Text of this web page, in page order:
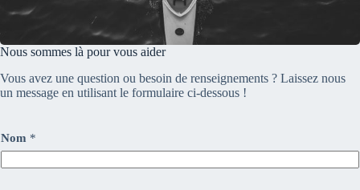
Nous sommes là pour vous aider
Vous avez une question ou besoin de renseignements ? Laissez nous
un message en utilisant le formulaire ci-dessous !
Nom *